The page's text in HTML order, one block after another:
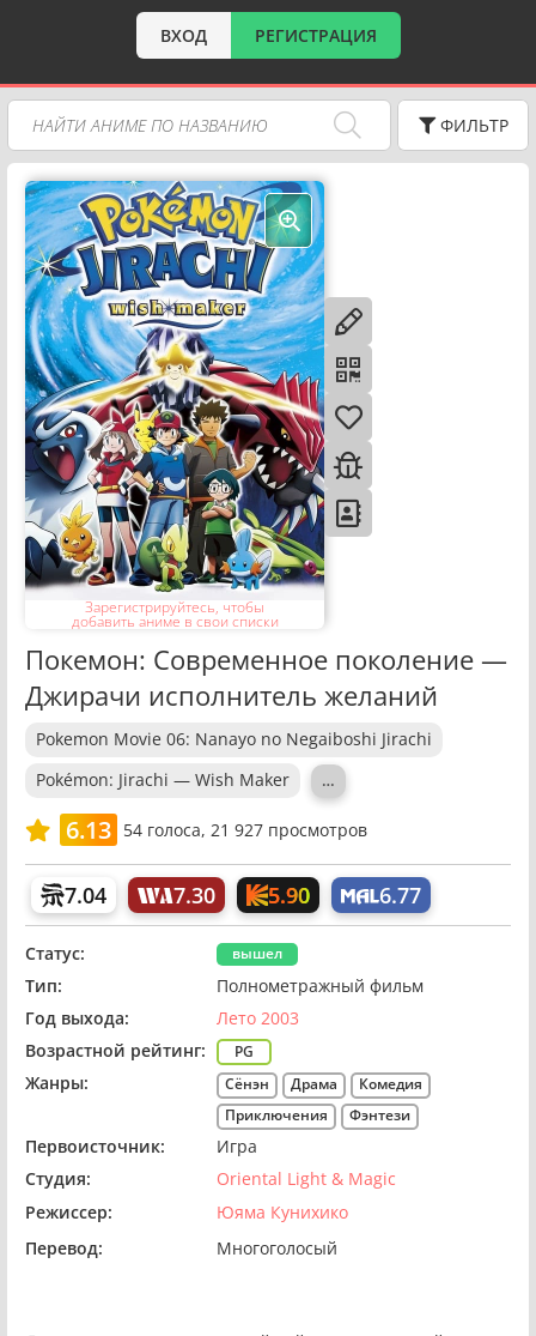
ВХОД РЕГИСТРАЦИЯ
ФИЛЬТР
Зарегистрируйтесь, чтобы
добавить аниме в свои списки
Покемон: Современное поколение —
Джирачи исполнитель желаний
Pokemon Movie 06: Nanayo no Negaiboshi Jirachi
Pokémon: Jirachi — Wish Maker
…
6.13 54голоса, 21 927 просмотров
7.04 7.30 5.90 6.77
Статус: вышел
Тип:
Полнометражный фильм
Год выхода:
Лето 2003
Возрастной рейтинг:
PG
Жанры: Сёнэн Драма
Комедия
Приключения
Фэнтези
Первоисточник:
Игра
Студия:
Oriental Light & Magic
Режиссер:
Юяма Кунихико
Перевод:
Многоголосый